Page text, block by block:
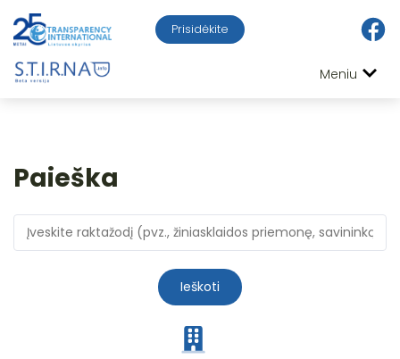
Prisidėkite
Meniu
Paieška
Ieškoti